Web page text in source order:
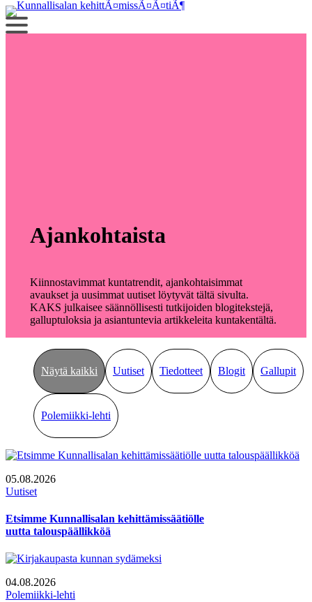
Siirry
sisältöön
Ajankohtaista
Kiinnostavimmat kuntatrendit, ajankohtaisimmat
avaukset ja uusimmat uutiset löytyvät tältä sivulta.
KAKS julkaisee säännöllisesti tutkijoiden blogitekstejä,
galluptuloksia ja asiantuntevia artikkeleita kuntakentältä.
Näytä kaikki Uutiset Tiedotteet Blogit Gallupit
Polemiikki-lehti
05.08.2026
Uutiset
Etsimme Kunnallisalan kehittämissäätiölle
uutta talouspäällikköä
04.08.2026
Polemiikki-lehti